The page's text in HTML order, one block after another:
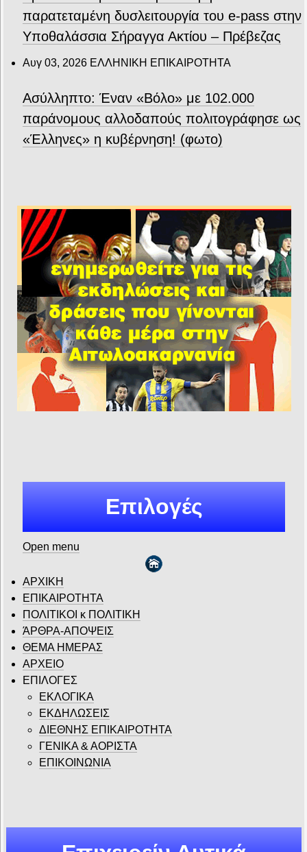
παρατεταμένη δυσλειτουργία του e-pass στην
Υποθαλάσσια Σήραγγα Ακτίου – Πρέβεζας
Αυγ 03, 2026 ΕΛΛΗΝΙΚΗ ΕΠΙΚΑΙΡΟΤΗΤΑ
Ασύλληπτο: Έναν «Βόλο» με 102.000
παράνομους αλλοδαπούς πολιτογράφησε ως
«Έλληνες» η κυβέρνηση! (φωτο)
Επιλογές
Open menu
ΑΡΧΙΚΗ
ΕΠΙΚΑΙΡΟΤΗΤΑ
ΠΟΛΙΤΙΚΟΙ κ ΠΟΛΙΤΙΚΗ
ΆΡΘΡΑ-ΑΠΟΨΕΙΣ
ΘΕΜΑ ΗΜΕΡΑΣ
ΑΡΧΕΙΟ
ΕΠΙΛΟΓΕΣ
ΕΚΛΟΓΙΚΑ
ΕΚΔΗΛΩΣΕΙΣ
ΔΙΕΘΝΗΣ ΕΠΙΚΑΙΡΟΤΗΤΑ
ΓΕΝΙΚΑ & ΑΟΡΙΣΤΑ
ΕΠΙΚΟΙΝΩΝΙΑ